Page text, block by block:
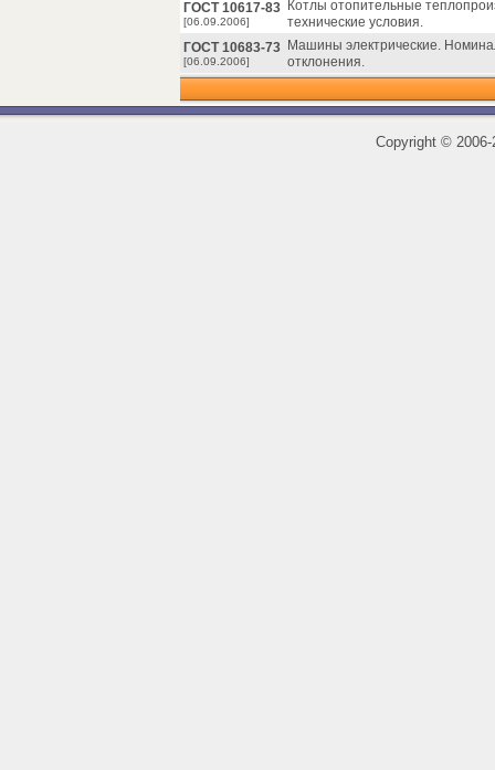
ГОСТ 10617-83
[06.09.2006]
Котлы отопительные
технические условия.
ГОСТ 10683-73
[06.09.2006]
Машины электрические.
отклонения.
Copyright ©